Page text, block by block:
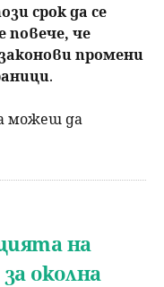
срок да се
повече, че
промени
.
можеш да
на
околна